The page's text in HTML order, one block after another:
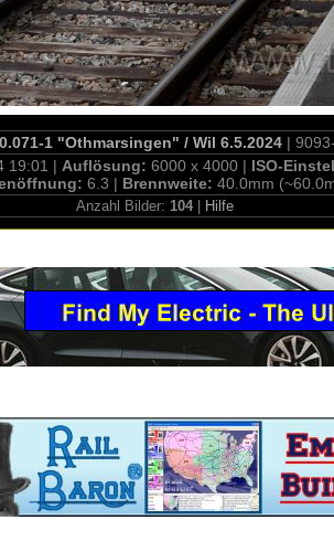
1 "Othmarsingen" / Wil 6.5.2024|
19:01 | Auflösung: 6000 x 4000 | ISO-
6.3 | Brennweite: 40.0mm
Anzahl Bilder: 104| Hilfe